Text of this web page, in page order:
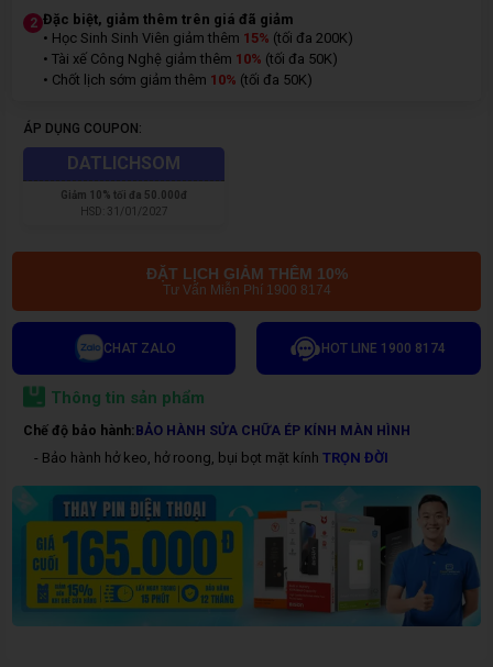
2 Đặc biệt, giảm thêm trên giá đã giảm
• Học Sinh Sinh Viên giảm thêm 15% (tối đa 200K)
• Tài xế Công Nghệ giảm thêm 10% (tối đa 50K)
• Chốt lịch sớm giảm thêm 10% (tối đa 50K)
ÁP DỤNG COUPON:
DATLICHSOM
Giảm 10% tối đa 50.000đ
HSD:
31/01/2027
ĐẶT LỊCH GIẢM THÊM 10%
Tư Vấn Miễn Phí 1900 8174
CHAT ZALO HOT LINE 1900 8174
Thông tin sản phẩm
Chế độ bảo hành:BẢO HÀNH SỬA CHỮA ÉP KÍNH MÀN HÌNH
- Bảo hành hở keo, hở roong, bụi bọt mặt kính TRỌN ĐỜI